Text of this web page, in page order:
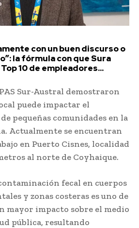
con un buen discurso o
la fórmula con que Sura
10 de empleadores...
Sur-Austral demostraron
puede impactar el
pequeñas comunidades en la
Actualmente se encuentran
en Puerto Cisnes, localidad
al norte de Coyhaique.
fecal en cuerpos
y zonas costeras es uno de
mayor impacto sobre el medio
pública, resultando